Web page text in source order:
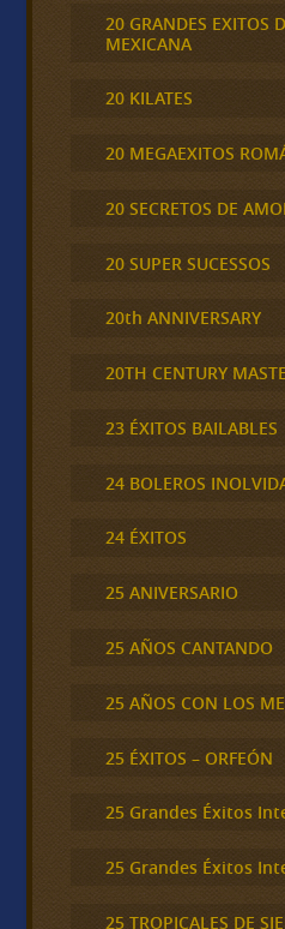
20 GRANDES EXITOS
MEXICANA
20 KILATES
20 MEGAEXITOS
20 SECRETOS DE
20 SUPER SUCESSOS
20th ANNIVERSARY
20TH CENTURY
23 ÉXITOS BAILABLES
24 BOLEROS
24 ÉXITOS
25 ANIVERSARIO
25 AÑOS CANTANDO
25 AÑOS CON LOS
25 ÉXITOS – ORFEÓN
25 Grandes Éxitos
25 Grandes Éxitos
25 TROPICALES DE